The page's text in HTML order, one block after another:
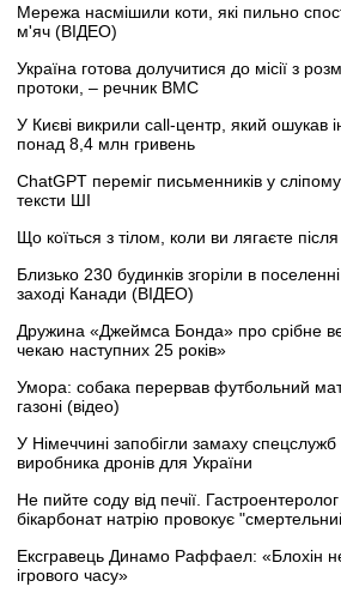
Мережа насмішили коти, які пильно
м'яч (ВІДЕО)
Україна готова долучитися до місії з
протоки, – речник ВМС
У Києві викрили call-центр, який ошукав
понад 8,4 млн гривень
ChatGPT переміг письменників у сліпому
тексти ШІ
Що коїться з тілом, коли ви лягаєте після
Близько 230 будинків згоріли в
заході Канади (ВІДЕО)
Дружина «Джеймса Бонда» про срібне
чекаю наступних 25 років»
Умора: собака перервав футбольний
газоні (відео)
У Німеччині запобігли замаху
виробника дронів для України
Не пийте соду від печії.
бікарбонат натрію провокує
Ексгравець Динамо Раффаел: «Блохін
ігрового часу»